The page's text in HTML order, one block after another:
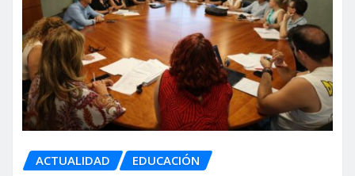
ACTUALIDAD EDUCACIÓN